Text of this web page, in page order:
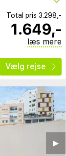
Total pris 3.298,-
1.649,-
læs mere
Vælg rejse
▶︎